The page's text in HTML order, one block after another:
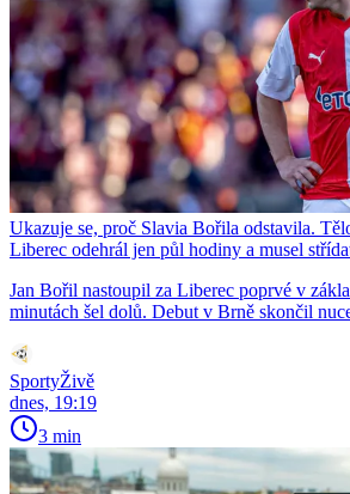
Ukazuje se, proč Slavia Bořila odstavila.
Liberec odehrál jen půl hodiny a musel
Jan Bořil nastoupil za Liberec poprvé v
minutách šel dolů. Debut v Brně skončil
SportyŽivě
dnes, 19:19
3 min